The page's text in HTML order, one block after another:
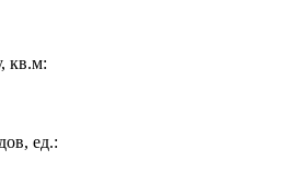
кв.м:
ед.: